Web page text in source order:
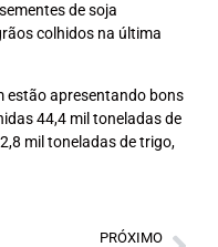
de soja
colhidos na última
estão apresentando bons
44,4 mil toneladas de
mil toneladas de trigo,
PRÓXIMO